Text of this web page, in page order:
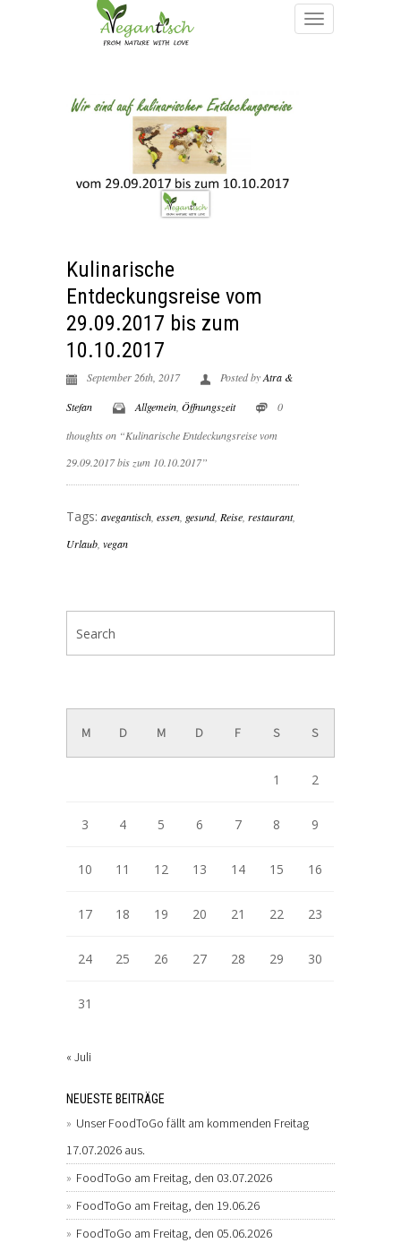
Kulinarische
Entdeckungsreise vom
29.09.2017 bis zum
10.10.2017
September 26th, 2017 Posted byAtra &
Stefan Allgemein Öffnungszeit 0
thoughts on “Kulinarische Entdeckungsreise vom
29.09.2017 bis zum 10.10.2017”
Tags: avegantisch essen gesund, Reise restaurant,
Urlaub vegan
M D M D F S S
1 2
3 4 5 6 7 8 9
10 11 12 13 14 15 16
17 18 19 20 21 22 23
24 25 26 27 28 29 30
31
« Juli
NEUESTE BEITRÄGE
Unser FoodToGo fällt am kommenden Freitag
17.07.2026 aus.
FoodToGo am Freitag, den 03.07.2026
FoodToGo am Freitag, den 19.06.26
FoodToGo am Freitag, den 05.06.2026